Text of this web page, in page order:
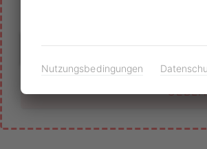
MEINE
Nutzungsbedingungen